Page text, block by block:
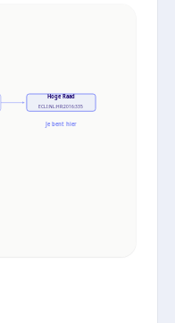
Hoge Raad
ECLI:NL:HR:2016:335
Je bent hier